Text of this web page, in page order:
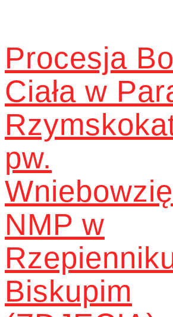
Procesja
Ciała w
pw.
NMP w
Biskupim